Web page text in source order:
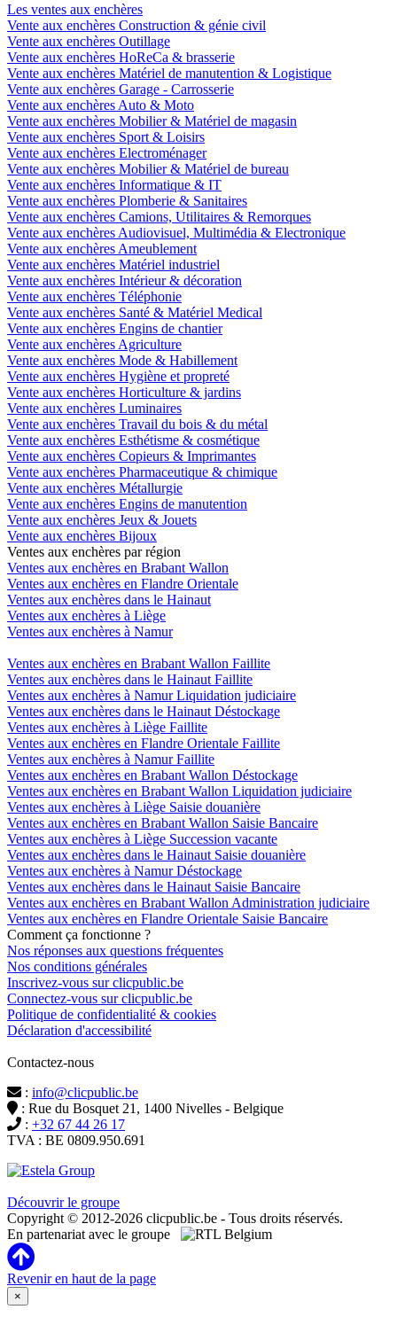
Les ventes aux enchères
Vente aux enchères Construction & génie civil
Vente aux enchères Outillage
Vente aux enchères HoReCa & brasserie
Vente aux enchères Matériel de manutention & Logistique
Vente aux enchères Garage - Carrosserie
Vente aux enchères Auto & Moto
Vente aux enchères Mobilier & Matériel de magasin
Vente aux enchères Sport & Loisirs
Vente aux enchères Electroménager
Vente aux enchères Mobilier & Matériel de bureau
Vente aux enchères Informatique & IT
Vente aux enchères Plomberie & Sanitaires
Vente aux enchères Camions, Utilitaires & Remorques
Vente aux enchères Audiovisuel, Multimédia & Electronique
Vente aux enchères Ameublement
Vente aux enchères Matériel industriel
Vente aux enchères Intérieur & décoration
Vente aux enchères Téléphonie
Vente aux enchères Santé & Matériel Medical
Vente aux enchères Engins de chantier
Vente aux enchères Agriculture
Vente aux enchères Mode & Habillement
Vente aux enchères Hygiène et propreté
Vente aux enchères Horticulture & jardins
Vente aux enchères Luminaires
Vente aux enchères Travail du bois & du métal
Vente aux enchères Esthétisme & cosmétique
Vente aux enchères Copieurs & Imprimantes
Vente aux enchères Pharmaceutique & chimique
Vente aux enchères Métallurgie
Vente aux enchères Engins de manutention
Vente aux enchères Jeux & Jouets
Vente aux enchères Bijoux
Ventes aux enchères par région
Ventes aux enchères en Brabant Wallon
Ventes aux enchères en Flandre Orientale
Ventes aux enchères dans le Hainaut
Ventes aux enchères à Liège
Ventes aux enchères à Namur
Ventes aux enchères en Brabant Wallon Faillite
Ventes aux enchères dans le Hainaut Faillite
Ventes aux enchères à Namur Liquidation judiciaire
Ventes aux enchères dans le Hainaut Déstockage
Ventes aux enchères à Liège Faillite
Ventes aux enchères en Flandre Orientale Faillite
Ventes aux enchères à Namur Faillite
Ventes aux enchères en Brabant Wallon Déstockage
Ventes aux enchères en Brabant Wallon Liquidation judiciaire
Ventes aux enchères à Liège Saisie douanière
Ventes aux enchères en Brabant Wallon Saisie Bancaire
Ventes aux enchères à Liège Succession vacante
Ventes aux enchères dans le Hainaut Saisie douanière
Ventes aux enchères à Namur Déstockage
Ventes aux enchères dans le Hainaut Saisie Bancaire
Ventes aux enchères en Brabant Wallon Administration judiciaire
Ventes aux enchères en Flandre Orientale Saisie Bancaire
Comment ça fonctionne ?
Nos réponses aux questions fréquentes
Nos conditions générales
Inscrivez-vous sur clicpublic.be
Connectez-vous sur clicpublic.be
Politique de confidentialité & cookies
Déclaration d'accessibilité
Contactez-nous
: info@clicpublic.be
: Rue du Bosquet 21, 1400 Nivelles - Belgique
: +32 67 44 26 17
TVA : BE 0809.950.691
Découvrir le groupe
Copyright © 2012-2026 clicpublic.be - Tous droits réservés.
En partenariat avec le groupe
Revenir en haut de la page
×